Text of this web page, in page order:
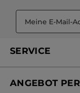
SERVICE
Mein Konto
ANGEBOT